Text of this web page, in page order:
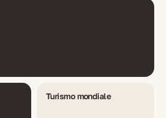
Turismo mondiale